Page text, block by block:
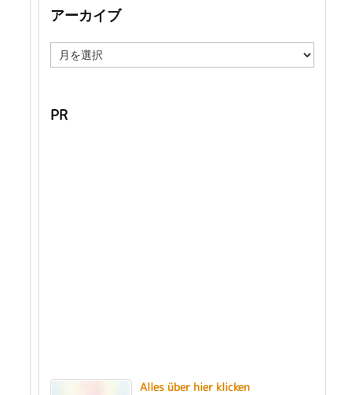
アーカイブ
ー
ブ
PR
Alles über hier klicken